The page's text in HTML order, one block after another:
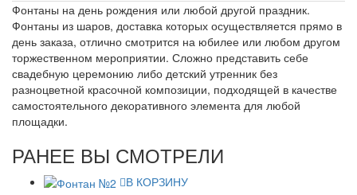
Фонтаны на день рождения или любой другой праздник.
Фонтаны из шаров, доставка которых осуществляется прямо в
день заказа, отлично смотрится на юбилее или любом другом
торжественном мероприятии. Сложно представить себе
свадебную церемонию либо детский утренник без
разноцветной красочной композиции, подходящей в качестве
самостоятельного декоративного элемента для любой
площадки.
РАНЕЕ ВЫ СМОТРЕЛИ
В КОРЗИНУ